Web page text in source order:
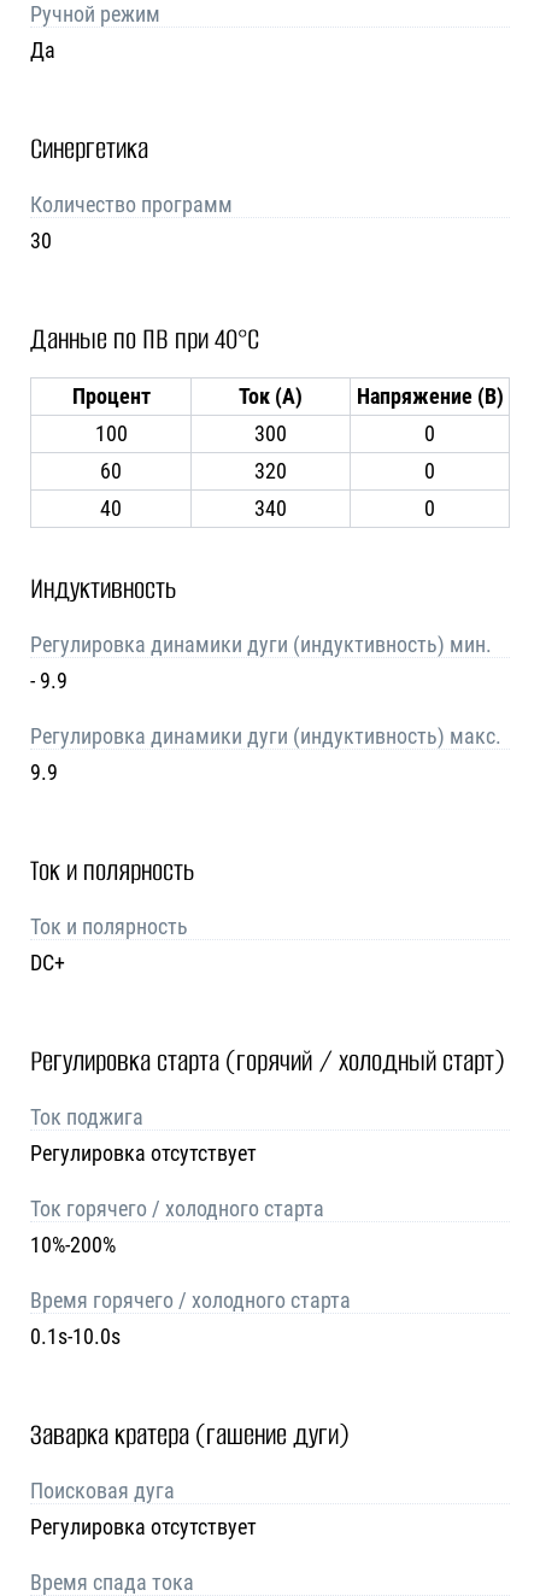
Ручной режим
Да
Синергетика
Количество программ
30
Данные по ПВ при 40°C
Процент Ток (А)
Напряжение (В)
100
300
0
60
320
0
40
340 0
Индуктивность
Регулировка динамики дуги (индуктивность) мин.
- 9.9
Регулировка динамики дуги (индуктивность) макс.
9.9
Ток и полярность
Ток и полярность
DC+
Регулировка старта (горячий / холодный старт)
Ток поджига
Регулировка отсутствует
Ток горячего / холодного старта
10%-200%
Время горячего / холодного старта
0.1s-10.0s
Заварка кратера (гашение дуги)
Поисковая дуга
Регулировка отсутствует
Время спада тока